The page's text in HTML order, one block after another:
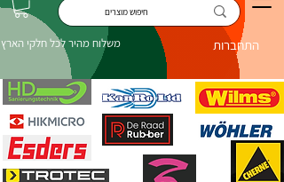
משלוח מהיר לכל חלקי הארץ התחברות